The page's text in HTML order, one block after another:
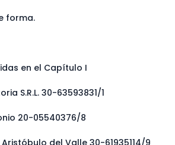
forma.
en el Capítulo I
S.R.L. 30-63593831/1
20-05540376/8